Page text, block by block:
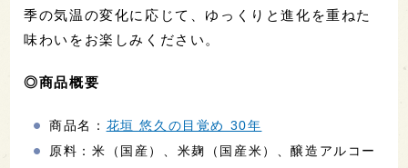
季の気温の変化に応じて、ゆっくりと進化を重ねた
味わいをお楽しみください。
◎商品概要
商品名： 花垣 悠久の目覚め 30年
原料：米（国産）、米麹（国産米）、醸造アルコー